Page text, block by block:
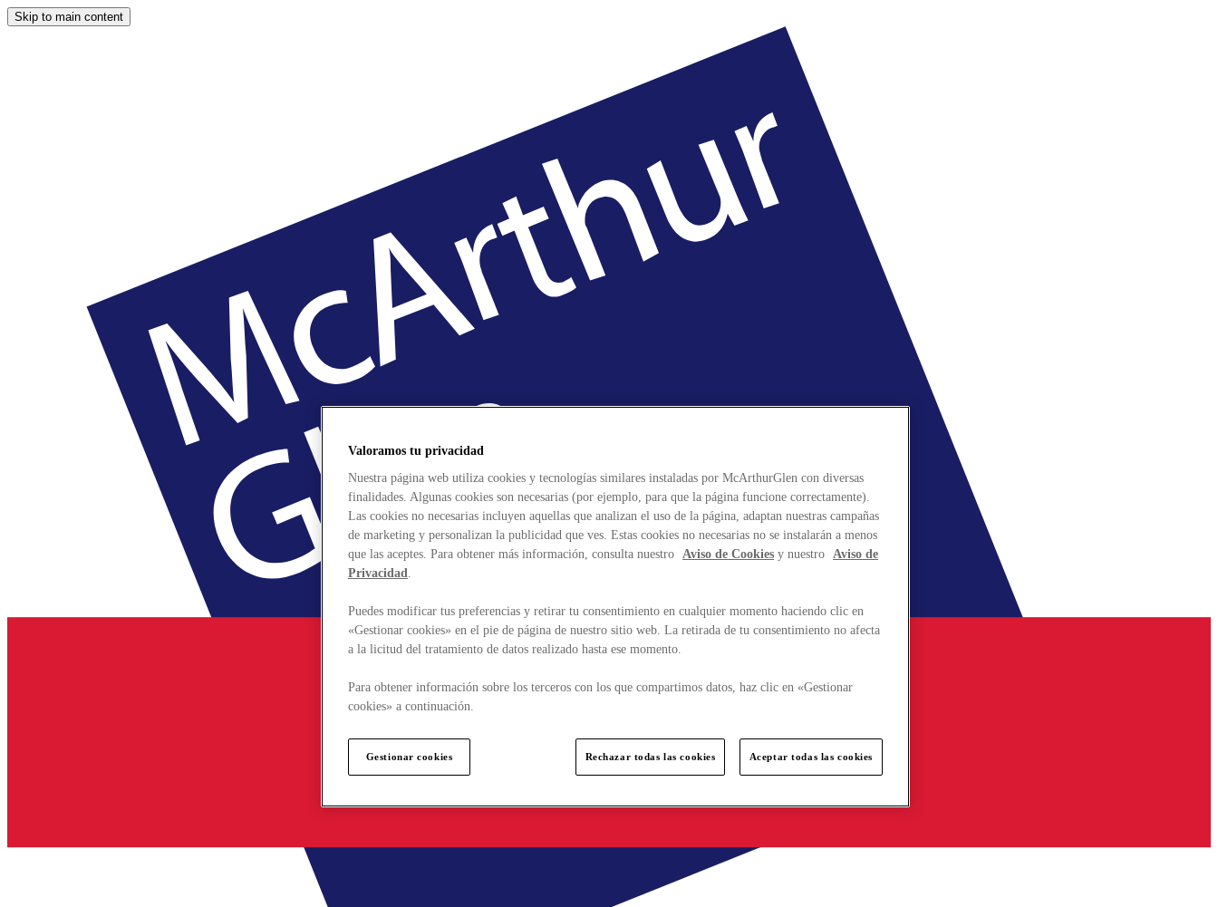
Skip to main content
Valoramos tu privacidad
Nuestra página web utiliza cookies y tecnologías similares instaladas por McArthurGlen con diversas
finalidades. Algunas cookies son necesarias (por ejemplo, para que la página funcione correctamente).
Las cookies no necesarias incluyen aquellas que analizan el uso de la página, adaptan nuestras campañas
de marketing y personalizan la publicidad que ves. Estas cookies no necesarias no se instalarán a menos
que las aceptes. Para obtener más información, consulta nuestro Aviso de Cookies y nuestro Aviso de
Privacidad.
Puedes modificar tus preferencias y retirar tu consentimiento en cualquier momento haciendo clic en
«Gestionar cookies» en el pie de página de nuestro sitio web. La retirada de tu consentimiento no afecta
a la licitud del tratamiento de datos realizado hasta ese momento.
Para obtener información sobre los terceros con los que compartimos datos, haz clic en «Gestionar
cookies» a continuación.
Gestionar cookies Rechazar todas las cookies Aceptar todas las cookies